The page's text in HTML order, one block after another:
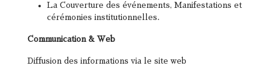
La Couverture des événements, Manifestations et
cérémonies institutionnelles.
Communication & Web
Diffusion des informations via le site web